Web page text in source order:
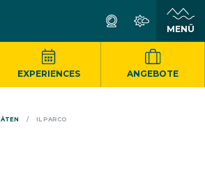
EXPERIENCES ANGEBOTE
IL PARCO